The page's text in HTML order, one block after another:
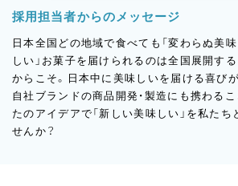
採用担当者からのメッセージ
日本全国どの地域で食べても「変わらぬ美味
しい」お菓子を届けられるのは全国展開す
からこそ。日本中に美味しいを届ける喜び
自社ブランドの商品開発・製造にも携わる
たのアイデアで「新しい美味しい」を私た
せんか？